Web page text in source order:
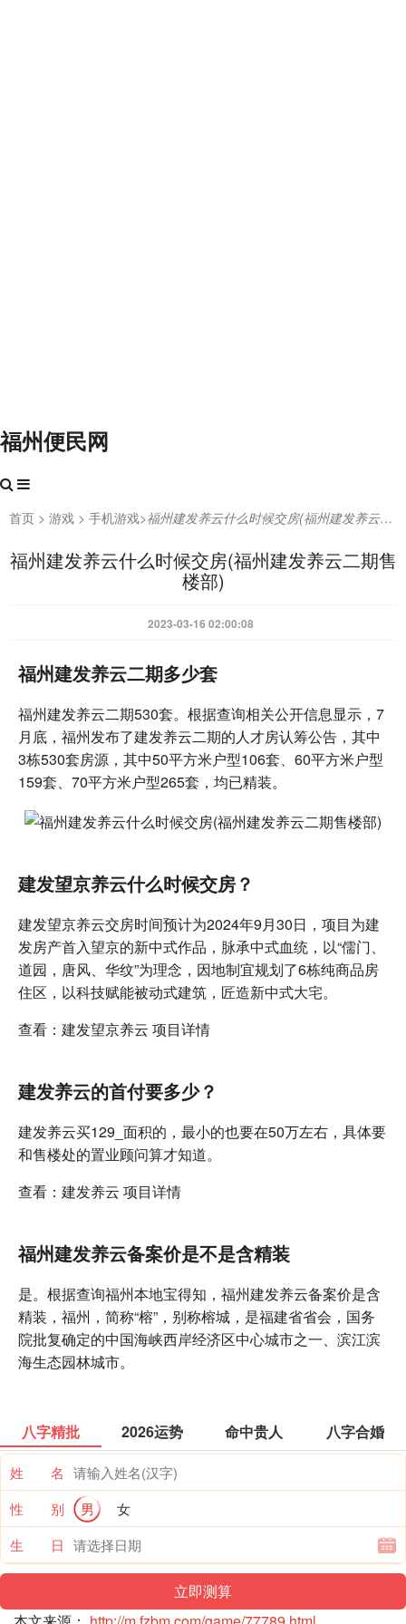
福州便民网
首页 > 游戏 > 手机游戏>福州建发养云什么时候交房(福州建发养云二期售楼部)
福州建发养云什么时候交房(福州建发养云二期售
楼部)
2023-03-16 02:00:08
福州建发养云二期多少套
福州建发养云二期530套。根据查询相关公开信息显示，7
月底，福州发布了建发养云二期的人才房认筹公告，其中
3栋530套房源，其中50平方米户型106套、60平方米户型
159套、70平方米户型265套，均已精装。
建发望京养云什么时候交房？
建发望京养云交房时间预计为2024年9月30日，项目为建
发房产首入望京的新中式作品，脉承中式血统，以“儒门、
道园，唐风、华纹”为理念，因地制宜规划了6栋纯商品房
住区，以科技赋能被动式建筑，匠造新中式大宅。
查看：建发望京养云 项目详情
建发养云的首付要多少？
建发养云买129_面积的，最小的也要在50万左右，具体要
和售楼处的置业顾问算才知道。
查看：建发养云 项目详情
福州建发养云备案价是不是含精装
是。根据查询福州本地宝得知，福州建发养云备案价是含
精装，福州，简称“榕”，别称榕城，是福建省省会，国务
院批复确定的中国海峡西岸经济区中心城市之一、滨江滨
海生态园林城市。
八字精批 2026运势 命中贵人 八字合婚
姓 名
性 别
男
女
生 日